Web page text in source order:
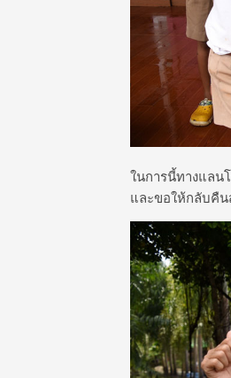
ในการนี้ทางแลน
และขอให้กลับคืน